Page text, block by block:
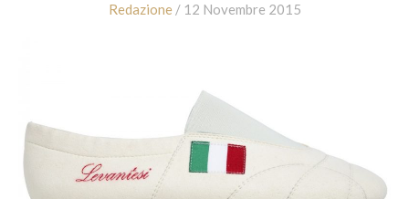
Redazione/ 12 Novembre 2015